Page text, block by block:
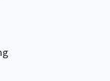
: